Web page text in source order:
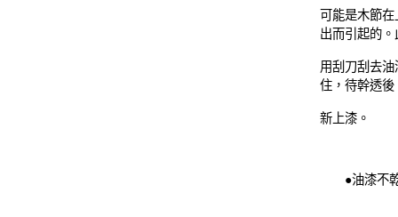
可能是木節
出而引起的。
用刮刀刮去
住，待幹透後
新上漆。
●油漆不